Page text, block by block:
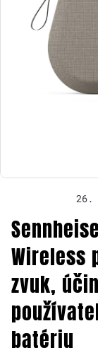
26.
Wireless
zvuk,
batériu